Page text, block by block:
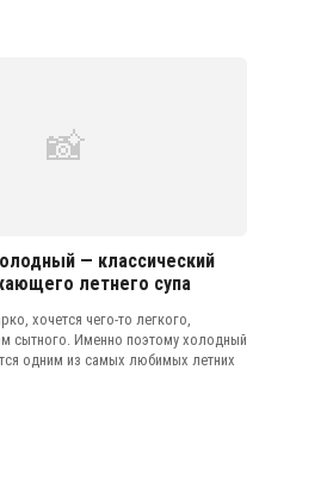
— классический
летнего супа
хочется чего-то легкого,
сытного. Именно поэтому холодный
одним из самых любимых летних